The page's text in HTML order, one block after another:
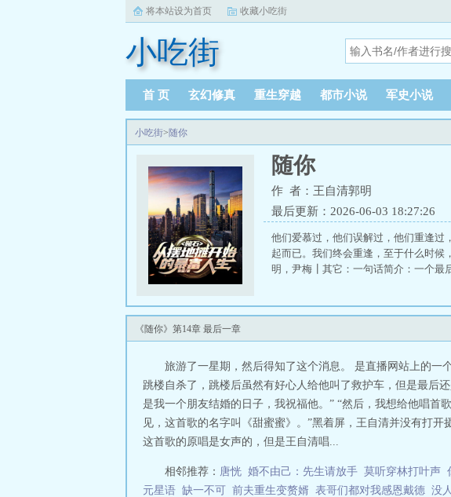
将本站设为首页 收藏小吃街
小吃街
首 页 玄幻修真 重生穿越 都市小说 军史小说
小吃街> 随你
随你
作 者：王自清郭明
最后更新：2026-06-03 18:27:26
他们爱慕过，他们误解过，他们重逢过
起而已。我们终会重逢，至于什么时
明，尹梅┃其它：一句话简介：一个最
《随你》第14章 最后一章
旅游了一星期，然后得知了这个消息。 是直播网站上的一
跳楼自杀了，跳楼后虽然有好心人给他叫了救护车，但是最后
是我一个朋友结婚的日子，我祝福他。” “然后，我想给他唱
见，这首歌的名字叫《甜蜜蜜》。”黑着屏，王自清并没有打
这首歌的原唱是女声的，但是王自清唱...
相邻推荐： 唐恍 婚不由己：先生请放手 莫听穿林打叶声
元星语 缺一不可 前夫重生变赘婿 表哥们都对我感恩戴德 没